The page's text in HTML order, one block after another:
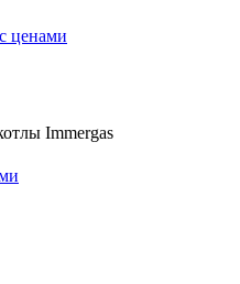
ценами
Immergas